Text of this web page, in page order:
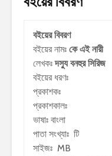
বইয়ের বিবরণ
বইয়ের নামঃ কে এই নারী
লেখকঃদস্যু বনহুর সিরিজ
বইয়ের ধরণঃ
প্রকাশকঃ
প্রকাশকালঃ
ভাষাঃ বাংলা
পাতা সংখ্যাঃ টি
সাইজঃ MB